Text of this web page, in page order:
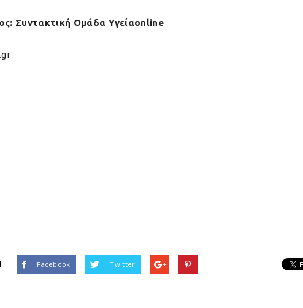
Συντακτική Ομάδα Υγείαonline
Facebook Twitter